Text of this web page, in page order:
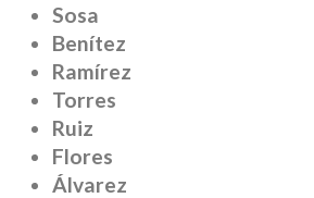
Sosa
Benítez
Ramírez
Torres
Ruiz
Flores
Álvarez